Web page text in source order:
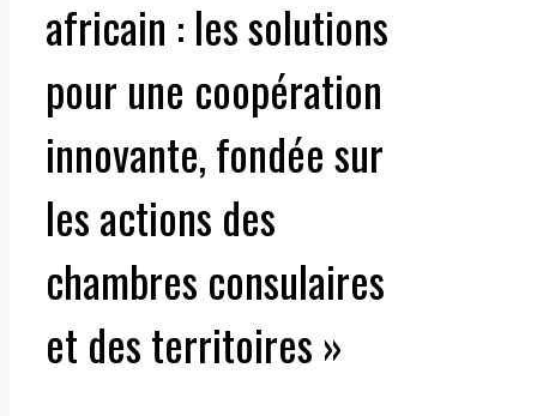
africain : les solutions
pour une coopération
innovante, fondée sur
les actions des
chambres consulaires
et des territoires »